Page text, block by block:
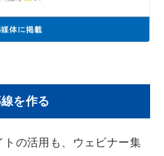
を作る
の活用も、ウェビナー集